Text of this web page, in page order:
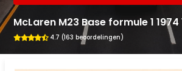
McLaren M23 Base formule 1
4.7 (163 beoordelingen)